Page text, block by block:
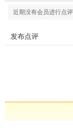
近期没有会员进行点评
发布点评